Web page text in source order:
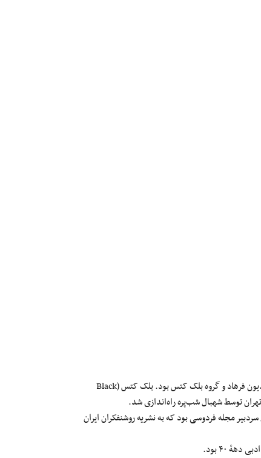
۷) رستوران کوچینی در خیابان کاخ، تقاطع بلوار الیزابت، بیشتر شهرتش را مدیون فرهاد و گروه بلک کتس بود. بلک کتس (Black
مجله فردوسی بود که به نشریه روشنفکران ایران